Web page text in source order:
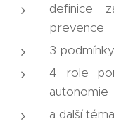
definice
prevence
3
4 role
autonomie
a další